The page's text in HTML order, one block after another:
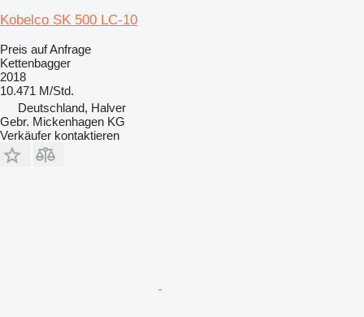
Kobelco SK 500 LC-10
Preis auf Anfrage
Kettenbagger
2018
10.471 M/Std.
Deutschland, Halver
Gebr. Mickenhagen KG
Verkäufer kontaktieren